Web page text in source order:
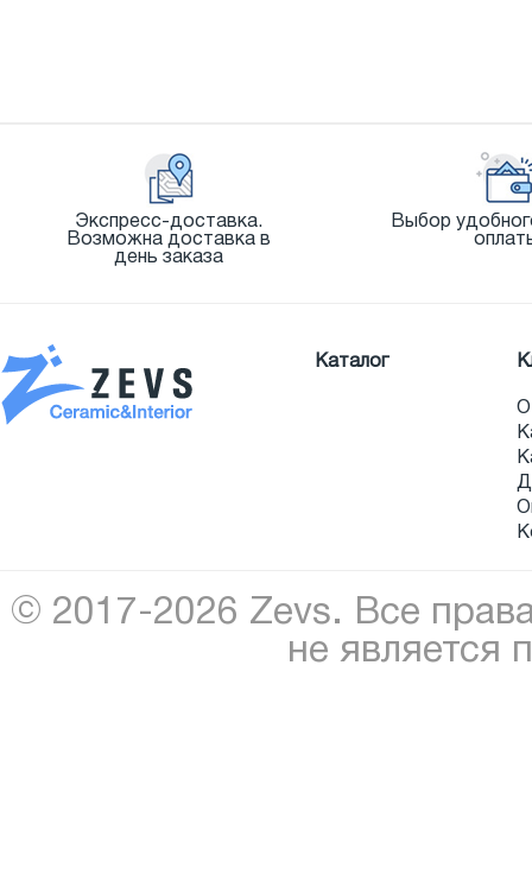
Экспресс-доставка.
Возможна доставка в
день заказа
Выбор
Каталог
О
© 2017-2026 Zevs. Все
не является